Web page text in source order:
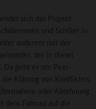
sich das Projekt
und Schüler in
anderem mit der
der in dieser
Da geht es um Peer-
Klärung von Konflikten,
oder Ablehnung
dem Fahrrad auf die